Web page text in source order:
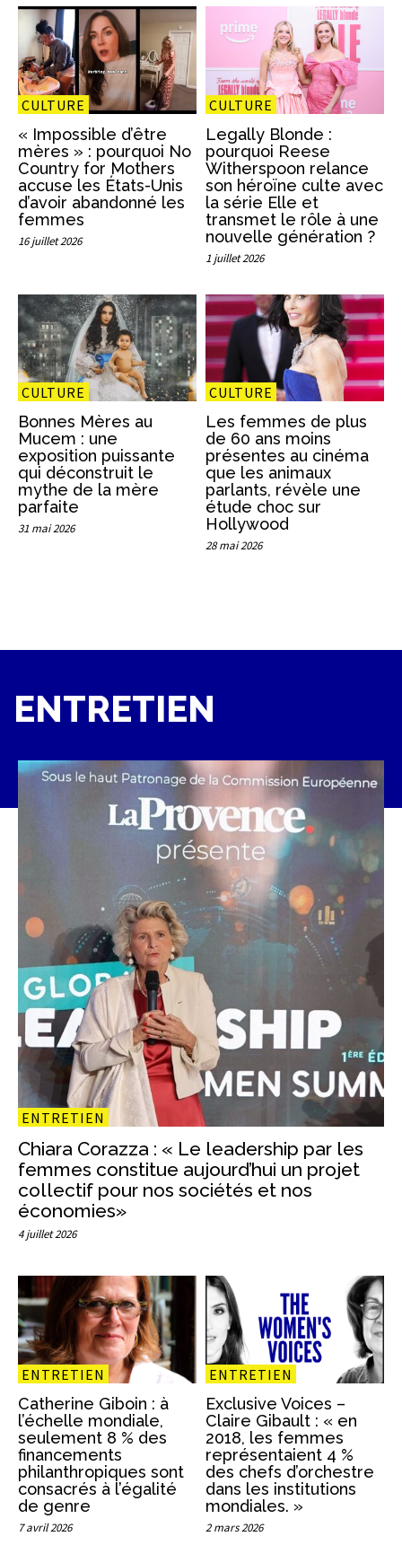
CULTURE
« Impossible d’être
mères » : pourquoi No
Country for Mothers
accuse les États-Unis
d’avoir abandonné les
femmes
16 juillet 2026
CULTURE
Legally Blonde :
pourquoi Reese
Witherspoon relance
son héroïne culte avec
la série Elle et
transmet le rôle à une
nouvelle génération ?
1 juillet 2026
CULTURE
Bonnes Mères au
Mucem : une
exposition puissante
qui déconstruit le
mythe de la mère
parfaite
31 mai 2026
CULTURE
Les femmes de plus
de 60 ans moins
présentes au cinéma
que les animaux
parlants, révèle une
étude choc sur
Hollywood
28 mai 2026
ENTRETIEN
ENTRETIEN
Chiara Corazza : « Le leadership par les
femmes constitue aujourd’hui un projet
collectif pour nos sociétés et nos
économies»
4 juillet 2026
ENTRETIEN
Catherine Giboin : à
l’échelle mondiale,
seulement 8 % des
financements
philanthropiques sont
consacrés à l’égalité
de genre
7 avril 2026
ENTRETIEN
Exclusive Voices –
Claire Gibault : « en
2018, les femmes
représentaient 4 %
des chefs d’orchestre
dans les institutions
mondiales. »
2 mars 2026